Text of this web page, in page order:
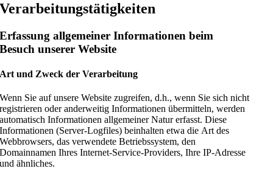
Verarbeitungstätigkeiten
Erfassung allgemeiner Informationen beim
Besuch unserer Website
Art und Zweck der Verarbeitung
Wenn Sie auf unsere Website zugreifen, d.h., wenn Sie sich nicht
registrieren oder anderweitig Informationen übermitteln, werden
automatisch Informationen allgemeiner Natur erfasst. Diese
Informationen (Server-Logfiles) beinhalten etwa die Art des
Webbrowsers, das verwendete Betriebssystem, den
Domainnamen Ihres Internet-Service-Providers, Ihre IP-Adresse
und ähnliches.